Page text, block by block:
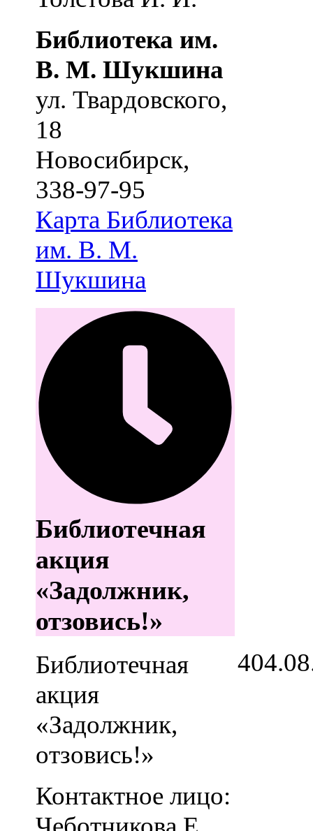
Библиотека им.
В. М. Шукшина
ул. Твардовского,
18
Новосибирск,
338-97-95
Карта Библиотека
им. В. М.
Шукшина
Библиотечная
акция
«Задолжник,
отзовись!»
Библиотечная
акция
«Задолжник,
отзовись!»
Контактное лицо:
4